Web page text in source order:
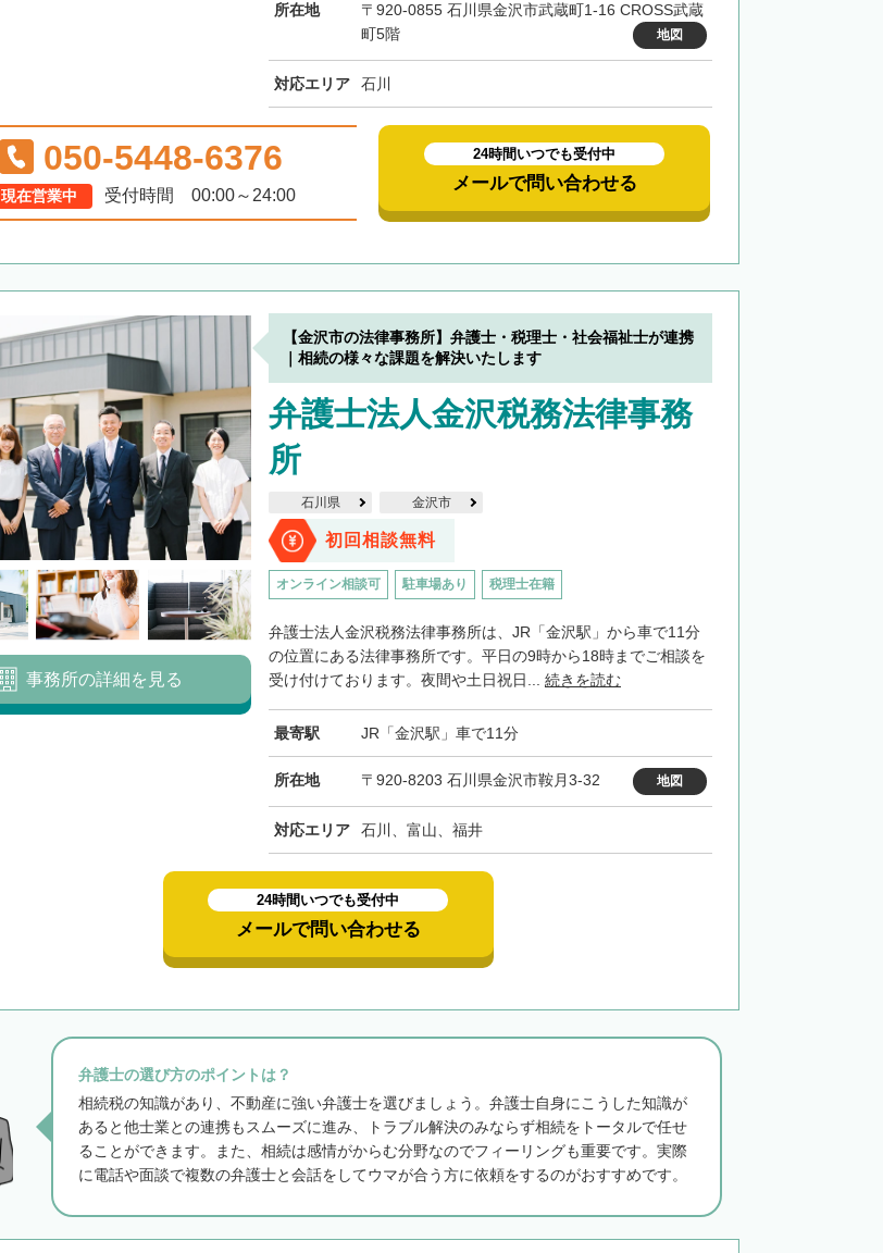
所在地
〒920-0855 石川県金沢市武蔵町1-16 CROSS武蔵
町5階
地図
対応エリア 石川
050-5448-6376
現在営業中 受付時間 00:00～24:00
24時間いつでも受付中
メールで問い合わせる
【金沢市の法律事務所】弁護士・税理士・社会福祉士が連携
｜相続の様々な課題を解決いたします
弁護士法人金沢税務法律事務
所
石川県 金沢市
初回相談無料
オンライン相談可 駐車場あり 税理士在籍
弁護士法人金沢税務法律事務所は、JR「金沢駅」から車で11分
の位置にある法律事務所です。平日の9時から18時までご相談を
受け付けております。夜間や土日祝日... 続きを読む
最寄駅 JR「金沢駅」車で11分
所在地 〒920-8203 石川県金沢市鞍月3-32 地図
対応エリア 石川、富山、福井
事務所の詳細を見る
24時間いつでも受付中
メールで問い合わせる
弁護士の選び方のポイントは？
相続税の知識があり、不動産に強い弁護士を選びましょう。弁護士自身にこうした知識が
あると他士業との連携もスムーズに進み、トラブル解決のみならず相続をトータルで任せ
ることができます。また、相続は感情がからむ分野なのでフィーリングも重要です。実際
に電話や面談で複数の弁護士と会話をしてウマが合う方に依頼をするのがおすすめです。